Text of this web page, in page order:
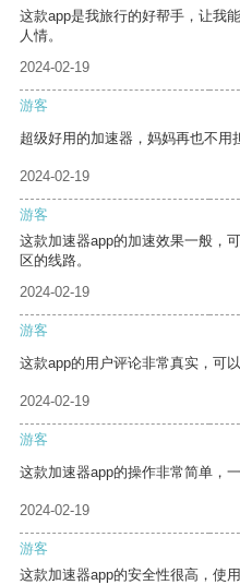
这款app是我旅行的好帮手，让我
人情。
2024-02-19
游客
超级好用的加速器，妈妈再也不用
2024-02-19
游客
这款加速器app的加速效果一般，
区的线路。
2024-02-19
游客
这款app的用户评论非常真实，可
2024-02-19
游客
这款加速器app的操作非常简单，
2024-02-19
游客
这款加速器app的安全性很高，使